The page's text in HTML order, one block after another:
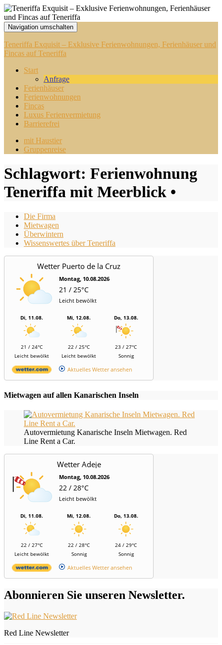
Navigation umschalten
Teneriffa Exquisit – Exklusive Ferienwohnungen, Ferienhäuser und
Fincas auf Teneriffa
Start
Anfrage
Ferienhäuser
Ferienwohnungen
Fincas
Luxus Ferienvermietung
Barrierefrei
mit Haustier
Gruppenreise
Schlagwort: Ferienwohnung
Teneriffa mit Meerblick •
Die Firma
Mietwagen
Überwintern
Wissenswertes über Teneriffa
Wetter Puerto de la Cruz
Montag, 10.08.2026
21 / 25°C
Leicht bewölkt
Di, 11.08.
21 / 24°C
Leicht bewölkt
Mi, 12.08.
22 / 25°C
Leicht bewölkt
Do, 13.08.
23 / 27°C
Sonnig
Aktuelles Wetter ansehen
Mietwagen auf allen Kanarischen Inseln
Autovermietung Kanarische Inseln Mietwagen. Red
Line Rent a Car.
Wetter Adeje
Montag, 10.08.2026
22 / 28°C
Leicht bewölkt
Di, 11.08.
22 / 27°C
Leicht bewölkt
Mi, 12.08.
22 / 28°C
Sonnig
Do, 13.08.
24 / 29°C
Sonnig
Aktuelles Wetter ansehen
Abonnieren Sie unseren Newsletter.
Red Line Newsletter